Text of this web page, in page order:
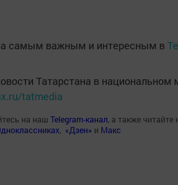
самым важным и интересным в
Татарстана в
tatmedia
на наш Telegram-канал, а также читайте
, «Дзен» и Макс